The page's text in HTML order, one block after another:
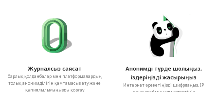
Журналсыз саясат
барлық қолданбалар мен платформалардың
толық анонимділігін қамтамасыз ету және
құпиялылығыңызды қорғау
Анонимді түрде шолыңыз,
іздеріңізді жасырыңыз
Интернет әрекетіңізді шифрлаңыз, IP